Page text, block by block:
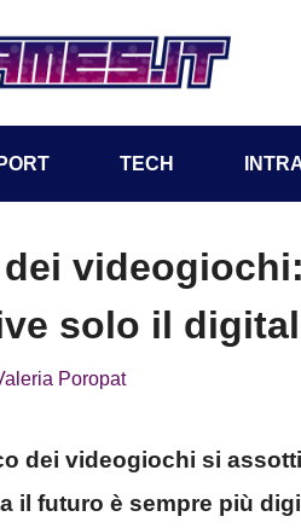
TECH
solo il
Poropat
dei videogiochi si
il futuro è sempre più